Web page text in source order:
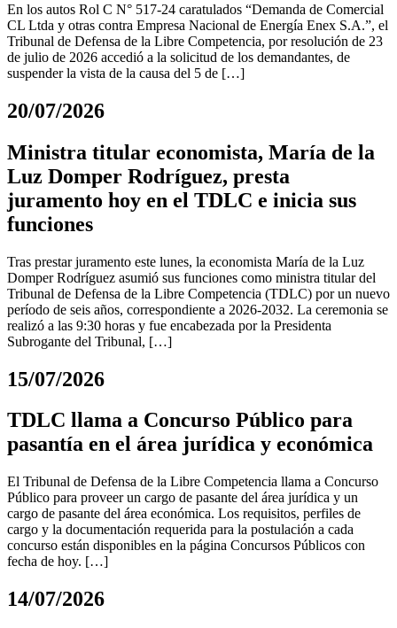
En los autos Rol C N° 517-24 caratulados “Demanda de Comercial
CL Ltda y otras contra Empresa Nacional de Energía Enex S.A.”, el
Tribunal de Defensa de la Libre Competencia, por resolución de 23
de julio de 2026 accedió a la solicitud de los demandantes, de
suspender la vista de la causa del 5 de […]
20/07/2026
Ministra titular economista, María de la
Luz Domper Rodríguez, presta
juramento hoy en el TDLC e inicia sus
funciones
Tras prestar juramento este lunes, la economista María de la Luz
Domper Rodríguez asumió sus funciones como ministra titular del
Tribunal de Defensa de la Libre Competencia (TDLC) por un nuevo
período de seis años, correspondiente a 2026-2032. La ceremonia se
realizó a las 9:30 horas y fue encabezada por la Presidenta
Subrogante del Tribunal, […]
15/07/2026
TDLC llama a Concurso Público para
pasantía en el área jurídica y económica
El Tribunal de Defensa de la Libre Competencia llama a Concurso
Público para proveer un cargo de pasante del área jurídica y un
cargo de pasante del área económica. Los requisitos, perfiles de
cargo y la documentación requerida para la postulación a cada
concurso están disponibles en la página Concursos Públicos con
fecha de hoy. […]
14/07/2026